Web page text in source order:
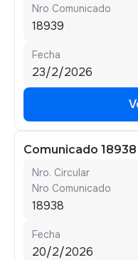
Nro Comunicado
18939
Fecha
23/2/2026
Comunicado
Nro. Circular
Nro Comunicado
18938
Fecha
20/2/2026